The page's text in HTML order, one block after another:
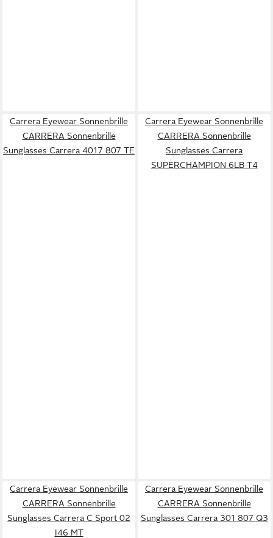
Carrera Eyewear Sonnenbrille
CARRERA Sonnenbrille
Sunglasses Carrera 4017 807 TE
Carrera Eyewear Sonnenbrille
CARRERA Sonnenbrille
Sunglasses Carrera
SUPERCHAMPION 6LB T4
Carrera Eyewear Sonnenbrille
CARRERA Sonnenbrille
Sunglasses Carrera C Sport 02
I46 MT
Carrera Eyewear Sonnenbrille
CARRERA Sonnenbrille
Sunglasses Carrera 301 807 Q3